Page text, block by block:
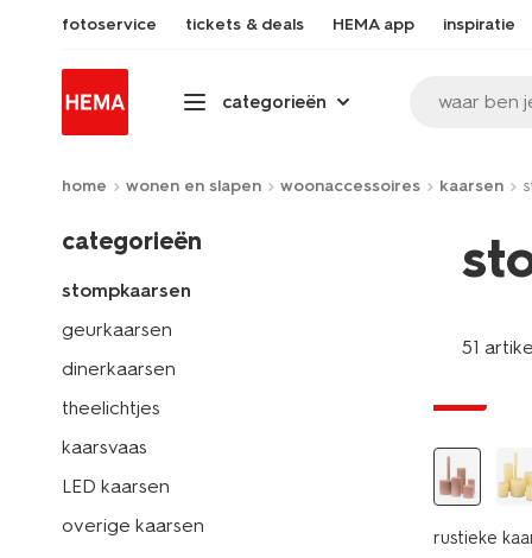
fotoservice tickets & deals HEMA app inspiratie
categorieën waar ben
home wonen en slapen woonaccessoires kaarsen
categorieën
stompkaarsen
geurkaarsen
dinerkaarsen
theelichtjes
kaarsvaas
LED kaarsen
overige kaarsen
51
vegan
rustieke